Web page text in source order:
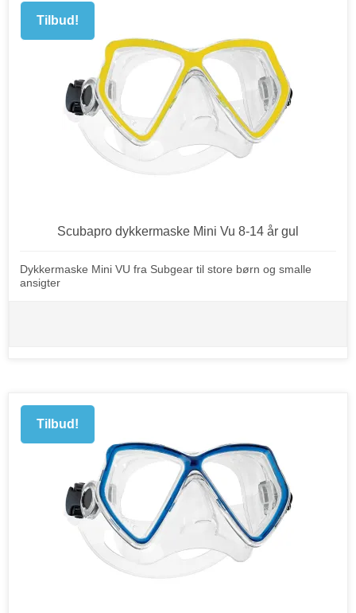
Tilbud!
Scubapro dykkermaske Mini Vu 8-14 år gul
Dykkermaske Mini VU fra Subgear til store børn og smalle
ansigter
Tilbud!